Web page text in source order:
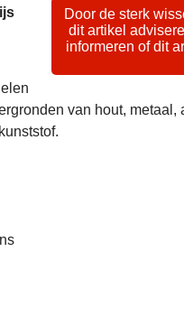
Door de sterk
dit artikel
informeren of dit
van hout, metaal,